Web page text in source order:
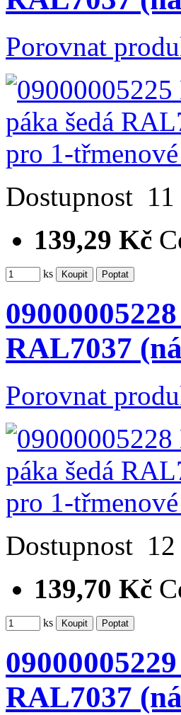
Porovnat
Dostupnost
139,29 Kč
ks
RAL7037
Porovnat
Dostupnost
139,70 Kč
ks
RAL7037